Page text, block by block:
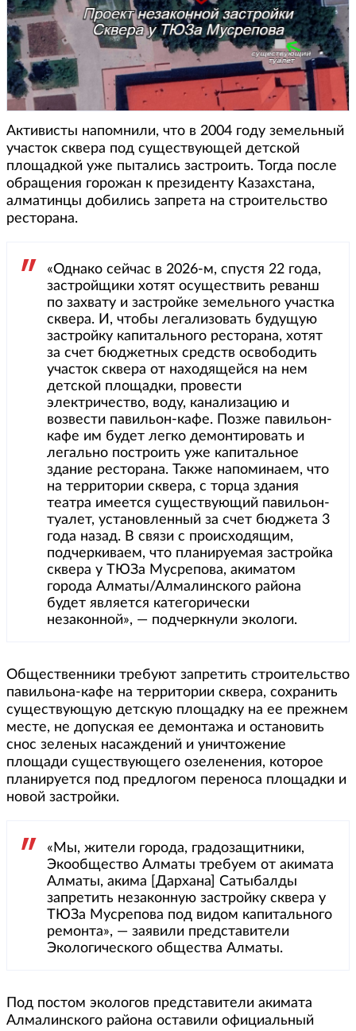
Активисты напомнили, что в 2004 году земельный
участок сквера под существующей детской
площадкой уже пытались застроить. Тогда после
обращения горожан к президенту Казахстана,
алматинцы добились запрета на строительство
ресторана.
«Однако сейчас в 2026-м, спустя 22 года,
застройщики хотят осуществить реванш
по захвату и застройке земельного участка
сквера. И, чтобы легализовать будущую
застройку капитального ресторана, хотят
за счет бюджетных средств освободить
участок сквера от находящейся на нем
детской площадки, провести
электричество, воду, канализацию и
возвести павильон-кафе. Позже павильон-
кафе им будет легко демонтировать и
легально построить уже капитальное
здание ресторана. Также напоминаем, что
на территории сквера, с торца здания
театра имеется существующий павильон-
туалет, установленный за счет бюджета 3
года назад. В связи с происходящим,
подчеркиваем, что планируемая застройка
сквера у ТЮЗа Мусрепова, акиматом
города Алматы/Алмалинского района
будет является категорически
незаконной», — подчеркнули экологи.
Общественники требуют запретить строительство
павильона-кафе на территории сквера, сохранить
существующую детскую площадку на ее прежнем
месте, не допуская ее демонтажа и остановить
снос зеленых насаждений и уничтожение
площади существующего озеленения, которое
планируется под предлогом переноса площадки и
новой застройки.
«Мы, жители города, градозащитники,
Экообщество Алматы требуем от акимата
Алматы, акима [Дархана] Сатыбалды
запретить незаконную застройку сквера у
ТЮЗа Мусрепова под видом капитального
ремонта», — заявили представители
Экологического общества Алматы.
Под постом экологов представители акимата
Алмалинского района оставили официальный